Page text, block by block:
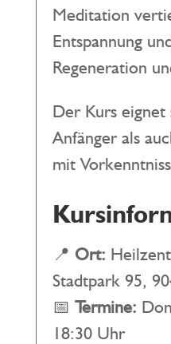
Meditation
Entspannung
Regeneration
Der Kurs
Anfänger als
mit
📍 Ort:
Stadtpark 95,
📅 Termine:
18:30 Uhr